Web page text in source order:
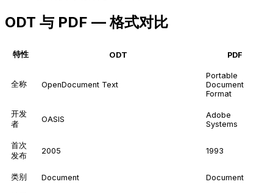
ODT 与 PDF — 格式对比
特性 ODT PDF
全称 OpenDocument Text
Portable
Document
Format
开发
者
OASIS
Adobe
Systems
首次
发布
2005 1993
类别 Document Document